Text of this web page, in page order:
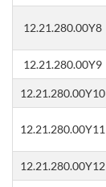
12.21.280.00Y8
12.21.280.00Y9
12.21.280.00Y10
12.21.280.00Y11
12.21.280.00Y12